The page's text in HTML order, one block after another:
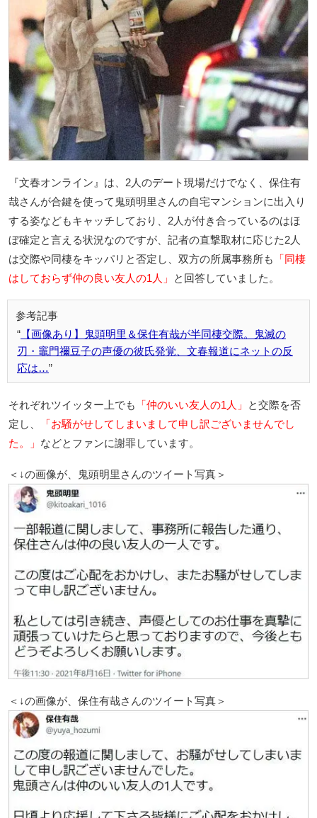
『文春オンライン』は、2人のデート現場だけでなく、保住有
哉さんが合鍵を使って鬼頭明里さんの自宅マンションに出入り
する姿などもキャッチしており、2人が付き合っているのはほ
ぼ確定と言える状況なのですが、記者の直撃取材に応じた2人
は交際や同棲をキッパリと否定し、双方の所属事務所も
「同棲
はしておらず仲の良い友人の1人」
と回答していました。
【画像あり】鬼頭明里＆保住有哉が半同棲交際。鬼滅の
刃・竈門禰豆子の声優の彼氏発覚、文春報道にネットの反
応は…
それぞれツイッター上でも 「仲のいい友人の1人」
と交際を否
定し、
「お騒がせしてしまいまして申し訳ございませんでし
た。」 などとファンに謝罪しています。
＜↓の画像が、鬼頭明里さんのツイート写真＞
＜↓の画像が、保住有哉さんのツイート写真＞